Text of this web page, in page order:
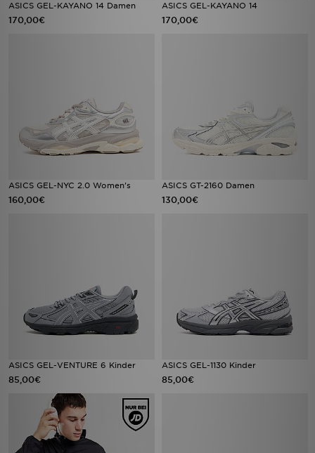
ASICS GEL-KAYANO 14 Damen
170,00€
ASICS GEL-KAYANO 14
170,00€
ASICS GEL-NYC 2.0 Women's
160,00€
ASICS GT-2160 Damen
130,00€
ASICS GEL-VENTURE 6 Kinder
85,00€
ASICS GEL-1130 Kinder
85,00€